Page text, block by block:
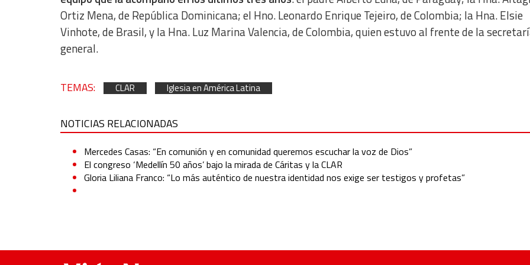
Ortiz Mena, de República Dominicana; el Hno. Leonardo Enrique Tejeiro, de Colombia; la Hna. Elsie
Vinhote, de Brasil, y la Hna. Luz Marina Valencia, de Colombia, quien estuvo al frente de la
general.
TEMAS: CLAR Iglesia en América Latina
NOTICIAS RELACIONADAS
Mercedes Casas: “En comunión y en comunidad queremos escuchar la voz de Dios”
El congreso ‘Medellín 50 años’ bajo la mirada de Cáritas y la CLAR
Gloria Liliana Franco: “Lo más auténtico de nuestra identidad nos exige ser testigos y profetas”